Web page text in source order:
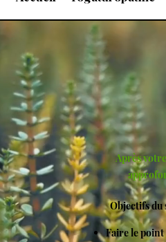
Après
Objectifs du
Faire le point